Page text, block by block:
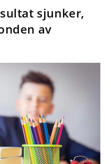
sjunker,
av